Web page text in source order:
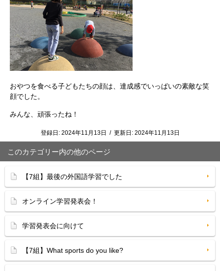
おやつを食べる子どもたちの顔は、達成感でいっぱいの素敵な笑
顔でした。
みんな、頑張ったね！
登録日: 2024年11月13日 / 更新日: 2024年11月13日
このカテゴリー内の他のページ
【7組】最後の外国語学習でした
オンライン学習発表会！
学習発表会に向けて
【7組】What sports do you like?